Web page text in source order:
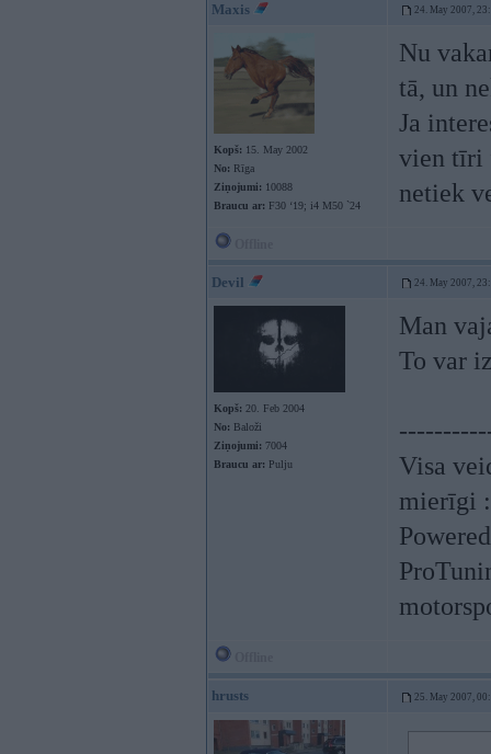
Maxis 24. May 2007,
Kopš: 15. May 2002
No: Rīga
Ziņojumi: 10088
Braucu ar: F30 ‘19; i4 M50 `24
Nu
tā, un
Ja
vien tīri
netiek
Devil 24. May 2007,
Kopš: 20. Feb 2004
No: Baloži
Ziņojumi: 7004
Braucu ar: Pulju
Man
To var
Visa
mierīgi
hrusts 25. May 2007,